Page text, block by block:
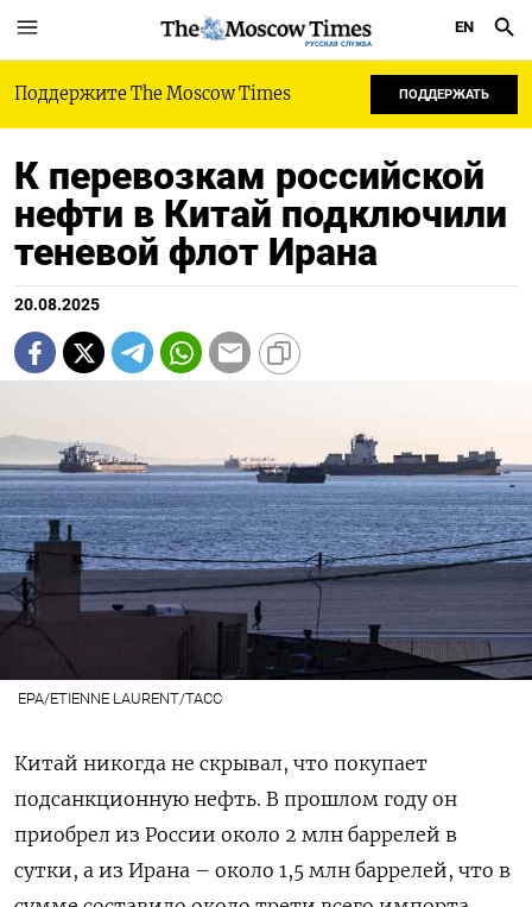
РУССКАЯ СЛУЖБА
EN
Поддержите The Moscow Times ПОДДЕРЖАТЬ
К перевозкам российской
нефти в Китай подключили
теневой флот Ирана
20.08.2025
EPA/ETIENNE LAURENT/ТАСС
Китай никогда не скрывал, что покупает
подсанкционную нефть. В прошлом году он
приобрел из России около 2 млн баррелей в
сутки, а из Ирана – около 1,5 млн баррелей, что в